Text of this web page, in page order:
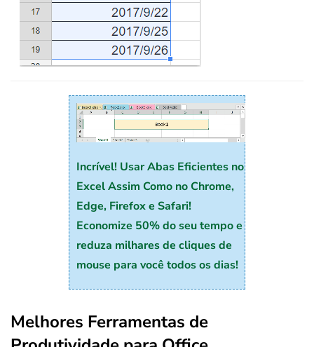
Incrível! Usar Abas Eficientes no
Excel Assim Como no Chrome,
Edge, Firefox e Safari!
Economize 50% do seu tempo e
reduza milhares de cliques de
mouse para você todos os dias!
Melhores Ferramentas de